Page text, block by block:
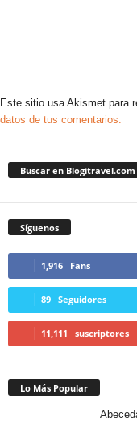
Este sitio usa Akismet para
datos de tus comentarios.
Buscar en Blogitravel.com
Síguenos
1,916 Fans
89 Seguidores
11,111 suscriptores
Lo Más Popular